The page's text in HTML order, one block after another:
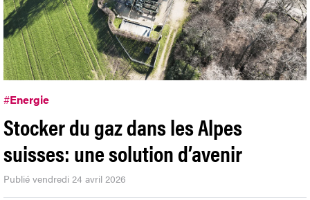
#Energie
Stocker du gaz dans les Alpes
suisses: une solution d’avenir
Publié vendredi 24 avril 2026